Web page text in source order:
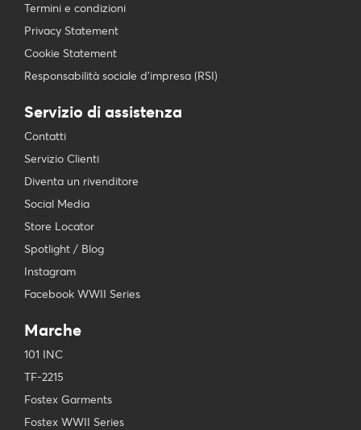
Termini e condizioni
Privacy Statement
Cookie Statement
Responsabilità sociale d’impresa (RSI)
Servizio di assistenza
Contatti
Servizio Clienti
Diventa un rivenditore
Social Media
Store Locator
Spotlight / Blog
Instagram
Facebook WWII Series
Marche
101 INC
TF-2215
Fostex Garments
Fostex WWII Series